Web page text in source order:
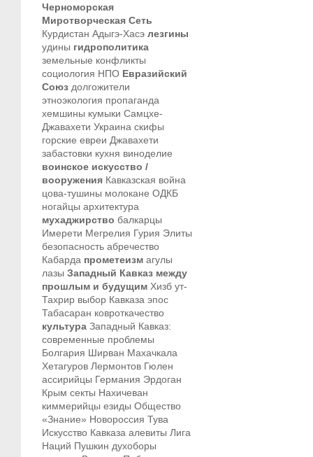
Черноморская
Миротворческая Сеть
Курдистан Адыгэ-Хасэ лезгины
удины гидрополитика
земельные конфликты
социология НПО Евразийский
Союз долгожители
этноэкология пропаганда
хемшины кумыки Самцхе-
Джавахети Украина скифы
горские евреи Джавахети
забастовки кухня виноделие
воинское искусство /
вооружения Кавказская война
цова-тушины молокане ОДКБ
ногайцы архитектура
мухаджирство балкарцы
Имерети Мегрелия Гурия Элиты
безопасность абречество
Кабарда прометеизм агулы
лазы Западный Кавказ между
прошлым и будущим Хизб ут-
Тахрир выбор Кавказа эпос
Табасаран ковроткачество
культура Западный Кавказ:
современные проблемы
Болгария Ширван Махачкала
Хетагуров Лермонтов Гюлен
ассирийцы Германия Эрдоган
Крым секты Нахичеван
киммерийцы езиды Общество
«Знание» Новороссия Тува
Искусство Кавказа алевиты Лига
Наций Пушкин духоборы